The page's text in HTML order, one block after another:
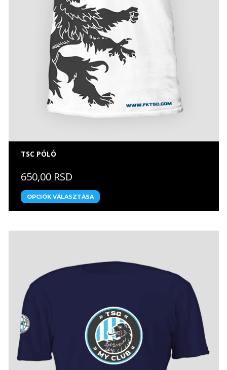
TSC PÓLÓ
650,00 RSD
OPCIÓK VÁLASZTÁSA